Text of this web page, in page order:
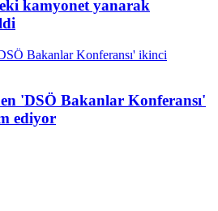
kamyonet yanarak
'DSÖ Bakanlar Konferansı'
ediyor